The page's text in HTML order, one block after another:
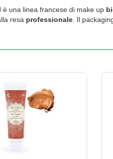
è una linea francese di make up
resa professionale . Il